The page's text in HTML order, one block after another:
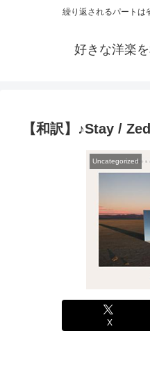
繰り返されるパートは
好きな洋楽
【和訳】♪Stay /
Uncategorized
X